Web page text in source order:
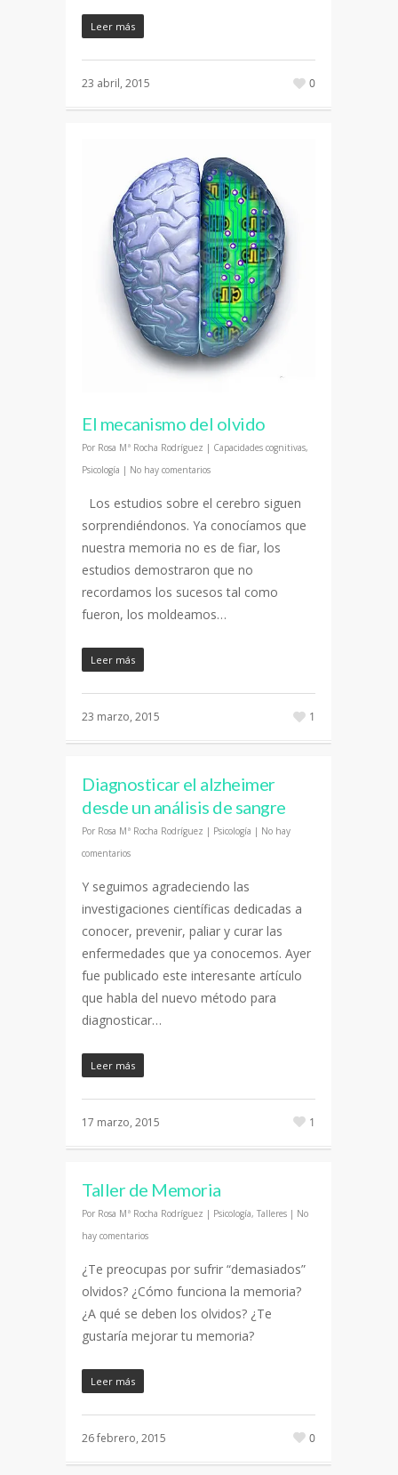
Leer más
23 abril, 2015 0
El mecanismo del olvido
Por Rosa Mª Rocha Rodríguez | Capacidades cognitivas,
Psicología | No hay comentarios
Los estudios sobre el cerebro siguen
sorprendiéndonos. Ya conocíamos que
nuestra memoria no es de fiar, los
estudios demostraron que no
recordamos los sucesos tal como
fueron, los moldeamos…
Leer más
23 marzo, 2015 1
Diagnosticar el alzheimer
desde un análisis de sangre
Por Rosa Mª Rocha Rodríguez | Psicología | No hay
comentarios
Y seguimos agradeciendo las
investigaciones científicas dedicadas a
conocer, prevenir, paliar y curar las
enfermedades que ya conocemos. Ayer
fue publicado este interesante artículo
que habla del nuevo método para
diagnosticar…
Leer más
17 marzo, 2015 1
Taller de Memoria
Por Rosa Mª Rocha Rodríguez | Psicología, Talleres | No
hay comentarios
¿Te preocupas por sufrir “demasiados”
olvidos? ¿Cómo funciona la memoria?
¿A qué se deben los olvidos? ¿Te
gustaría mejorar tu memoria?
Leer más
26 febrero, 2015 0